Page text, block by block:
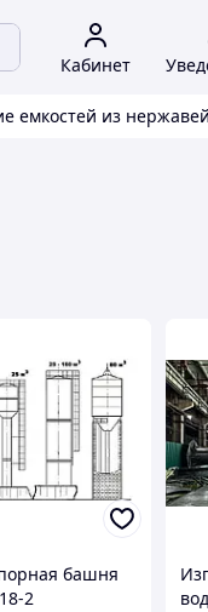
Кабинет
емкостей из
башня
2